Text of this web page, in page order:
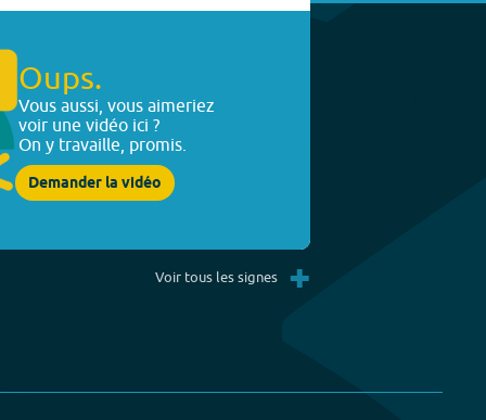
Oups.
Vous aussi, vous aimeriez
voir une vidéo ici ?
On y travaille, promis.
Demander la vidéo
Voir tous les signes +